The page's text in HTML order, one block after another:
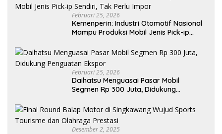
Februari 25, 2026
Kemenperin: Industri Otomotif Nasional
Mampu Produksi Mobil Jenis Pick-ip
Februari 25, 2026
Daihatsu Menguasai Pasar Mobil
Segmen Rp 300 Juta, Didukung
Desember 2, 2025